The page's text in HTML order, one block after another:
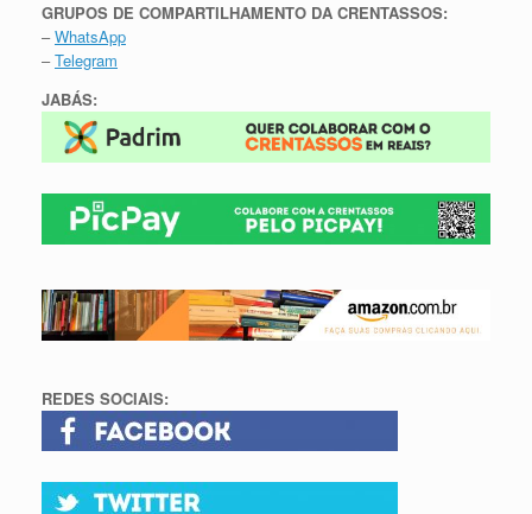
GRUPOS DE COMPARTILHAMENTO DA CRENTASSOS:
–WhatsApp
–Telegram
JABÁS:
REDES SOCIAIS: